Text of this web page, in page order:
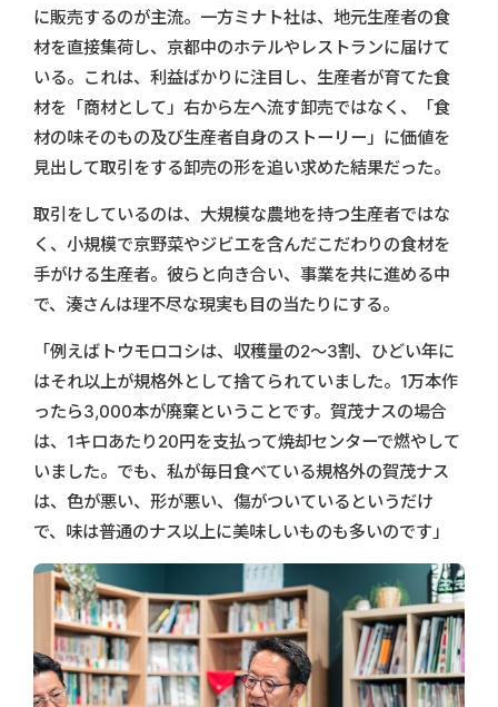
に販売するのが主流。一方ミナト社は、地元生産者の食
材を直接集荷し、京都中のホテルやレストランに届けて
いる。これは、利益ばかりに注目し、生産者が育てた食
材を「商材として」右から左へ流す卸売ではなく、「食
材の味そのもの及び生産者自身のストーリー」に価値を
見出して取引をする卸売の形を追い求めた結果だった。
取引をしているのは、大規模な農地を持つ生産者ではな
く、小規模で京野菜やジビエを含んだこだわりの食材を
手がける生産者。彼らと向き合い、事業を共に進める中
で、湊さんは理不尽な現実も目の当たりにする。
「例えばトウモロコシは、収穫量の2〜3割、ひどい年に
はそれ以上が規格外として捨てられていました。1万本作
ったら3,000本が廃棄ということです。賀茂ナスの場合
は、1キロあたり20円を支払って焼却センターで燃やして
いました。でも、私が毎日食べている規格外の賀茂ナス
は、色が悪い、形が悪い、傷がついているというだけ
で、味は普通のナス以上に美味しいものも多いのです」